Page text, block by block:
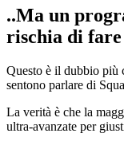
..Ma un
rischia di
Questo è il dubbio più
sentono parlare di
La verità è che la
ultra-avanzate per